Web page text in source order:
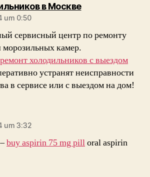
в Москвеsagt:
um 0:50
сервисный центр по ремонту
морозильных камер.
ремонт холодильников с выездом
устранят неисправности
в сервисе или с выездом на дом!
um 3:32
buy aspirin 75 mg pilloral aspirin